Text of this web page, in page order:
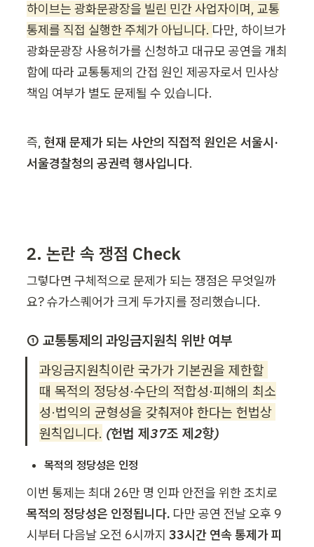
하이브는 광화문광장을 빌린 민간 사업자이며, 교통
통제를 직접 실행한 주체가 아닙니다. 다만, 하이브가
광화문광장 사용허가를 신청하고 대규모 공연을 개최
함에 따라 교통통제의 간접 원인 제공자로서 민사상
책임 여부가 별도 문제될 수 있습니다.
즉, 현재 문제가 되는 사안의 직접적 원인은 서울시·
서울경찰청의 공권력 행사입니다.
2. 논란 속 쟁점 Check
그렇다면 구체적으로 문제가 되는 쟁점은 무엇일까
요? 슈가스퀘어가 크게 두가지를 정리했습니다.
① 교통통제의 과잉금지원칙 위반 여부
과잉금지원칙이란 국가가 기본권을 제한할
때 목적의 정당성·수단의 적합성·피해의 최소
성·법익의 균형성을 갖춰져야 한다는 헌법상
원칙입니다. (헌법 제37조 제2항)
목적의 정당성은 인정
목적의 정당성은 인정됩니다. 다만 공연 전날 오후 9
시부터 다음날 오전 6시까지 33시간 연속 통제가 피